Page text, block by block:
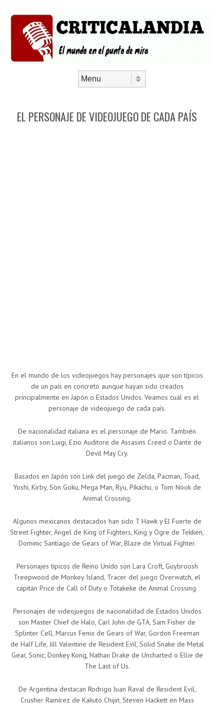
EL PERSONAJE DE VIDEOJUEGO DE CADA PAÍS
En el mundo de los videojuegos hay personajes que son típicos
de un país en concreto aunque hayan sido creados
principalmente en Japón o Estados Unidos. Veamos cuál es el
personaje de videojuego de cada país.
De nacionalidad italiana es el personaje de Mario. También
italianos son Luigi, Ezio Auditore de Assasins Creed o Dante de
Devil May Cry.
Basados en Japón son Link del juego de Zelda, Pacman, Toad,
Yoshi, Kirby, Son Goku, Mega Man, Ryu, Pikachu, o Tom Nook de
Animal Crossing.
Algunos mexicanos destacados han sido T Hawk y El Fuerte de
Street Fighter, Angel de King of Fighters, King y Ogre de Tekken,
Dominic Santiago de Gears of War, Blaze de Virtual Fighter.
Personajes típicos de Reino Unido son Lara Croft, Guybroosh
Treepwood de Monkey Island, Tracer del juego Overwatch, el
capitán Price de Call of Duty o Totakeke de Animal Crossing.
Personajes de videojuegos de nacionalidad de Estados Unidos
son Master Chief de Halo, Carl John de GTA, Sam Fisher de
Splinter Cell, Marcus Fenix de Gears of War, Gordon Freeman
de Half Life, Jill Valentine de Resident Evil, Solid Snake de Metal
Gear, Sonic, Donkey Kong, Nathan Drake de Uncharted o Ellie de
The Last of Us.
De Argentina destacan Rodrigo Juan Raval de Resident Evil,
Crusher Ramírez de Kakuto Chijin, Steven Hackett en Mass